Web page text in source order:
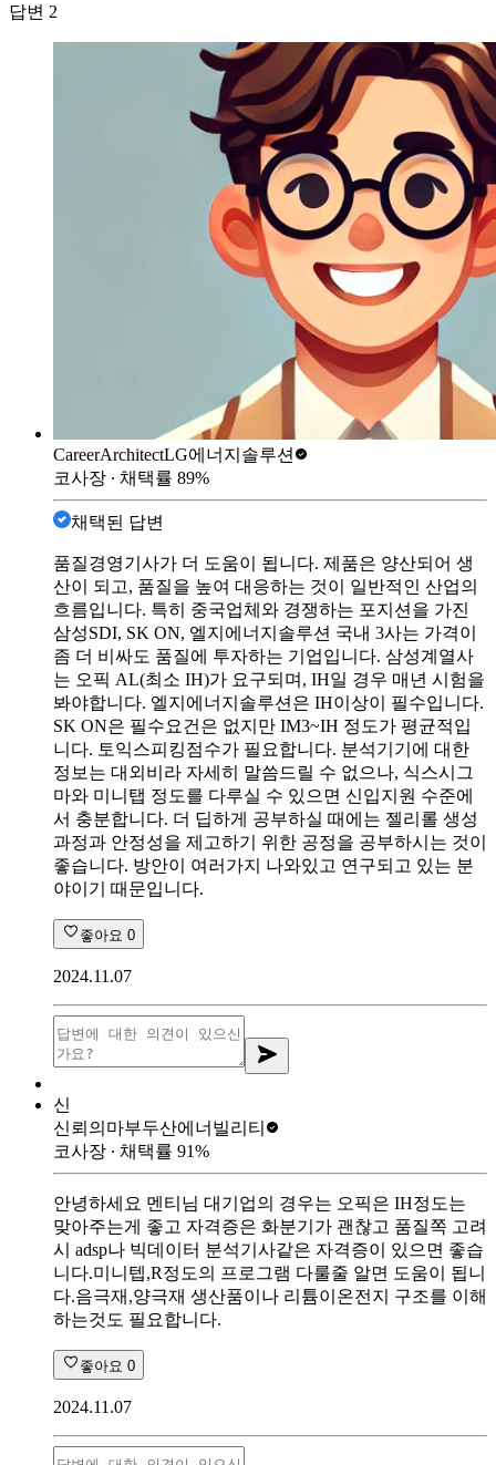
답변 2
CareerArchitectLG에너지솔루션
코사장 ∙ 채택률 89%
채택된 답변
품질경영기사가 더 도움이 됩니다. 제품은 양산되어 생
산이 되고, 품질을 높여 대응하는 것이 일반적인 산업의
흐름입니다. 특히 중국업체와 경쟁하는 포지션을 가진
삼성SDI, SK ON, 엘지에너지솔루션 국내 3사는 가격이
좀 더 비싸도 품질에 투자하는 기업입니다. 삼성계열사
는 오픽 AL(최소 IH)가 요구되며, IH일 경우 매년 시험을
봐야합니다. 엘지에너지솔루션은 IH이상이 필수입니다.
SK ON은 필수요건은 없지만 IM3~IH 정도가 평균적입
니다. 토익스피킹점수가 필요합니다. 분석기기에 대한
정보는 대외비라 자세히 말씀드릴 수 없으나, 식스시그
마와 미니탭 정도를 다루실 수 있으면 신입지원 수준에
서 충분합니다. 더 딥하게 공부하실 때에는 젤리롤 생성
과정과 안정성을 제고하기 위한 공정을 공부하시는 것이
좋습니다. 방안이 여러가지 나와있고 연구되고 있는 분
야이기 때문입니다.
좋아요 0
2024.11.07
신
신뢰의마부두산에너빌리티
코사장 ∙ 채택률 91%
안녕하세요 멘티님 대기업의 경우는 오픽은 IH정도는
맞아주는게 좋고 자격증은 화분기가 괜찮고 품질쪽 고려
시 adsp나 빅데이터 분석기사같은 자격증이 있으면 좋습
니다.미니텝,R정도의 프로그램 다룰줄 알면 도움이 됩니
다.음극재,양극재 생산품이나 리튬이온전지 구조를 이해
하는것도 필요합니다.
좋아요 0
2024.11.07